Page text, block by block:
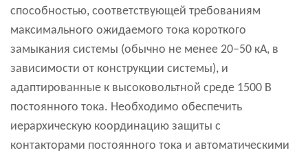
способностью, соответствующей требованиям
максимального ожидаемого тока короткого
замыкания системы (обычно не менее 20–50 кА, в
зависимости от конструкции системы), и
адаптированные к высоковольтной среде 1500 В
постоянного тока. Необходимо обеспечить
иерархическую координацию защиты с
контакторами постоянного тока и автоматическими